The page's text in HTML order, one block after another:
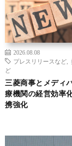
2026.08.08
プレスリリースなど
ど
三菱商事とメディ
療機関の経営効率
携強化